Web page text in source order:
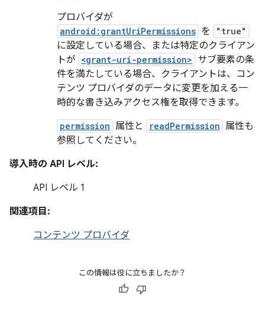
プロバイダが
android:grantUriPermissions を "true"
に設定している場合、または特定のクライアン
トが <grant-uri-permission> サブ要素の条
件を満たしている場合、クライアントは、コン
テンツ プロバイダのデータに変更を加える一
時的な書き込みアクセス権を取得できます。
permission 属性と readPermission 属性も
参照してください。
導入時の API レベル:
API レベル 1
関連項目:
コンテンツ プロバイダ
この情報は役に立ちましたか？